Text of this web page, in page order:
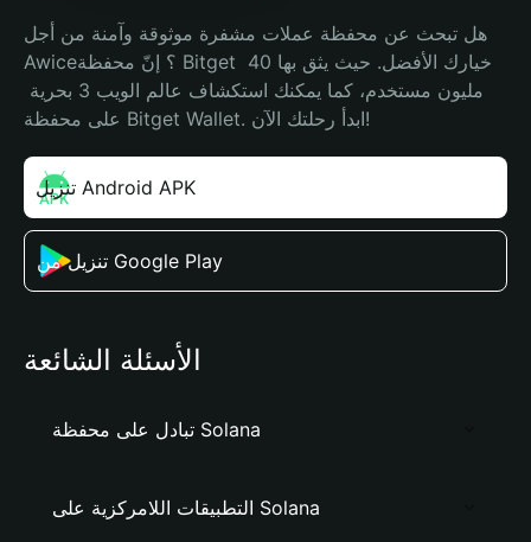
هل تبحث عن محفظة عملات مشفرة موثوقة وآمنة من أجل
Awice؟ إنّ محفظة Bitget خيارك الأفضل. حيث يثق بها 40
على محفظة Bitget Wallet. ابدأ رحلتك الآن!
تنزيل Android APK
تنزيل من Google Play
الأسئلة الشائعة
تبادل على محفظة Solana
التطبيقات اللامركزية على Solana